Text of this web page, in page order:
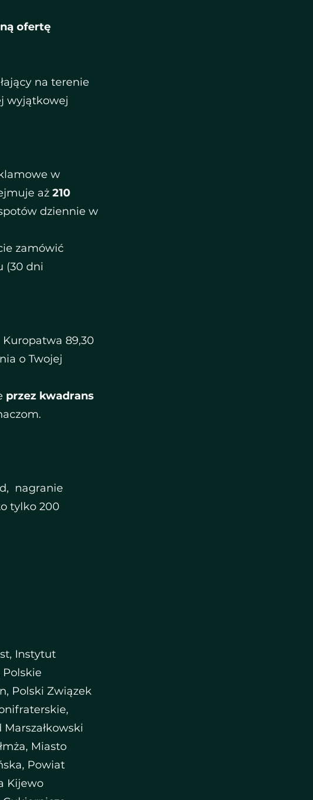
ofertę
na terenie
wyjątkowej
w
aż 210
dziennie w
zamówić
(30 dni
89,30
o Twojej
przez kwadrans
nagranie
tylko 200
Instytut
Polski Związek
Miasto
Powiat
Kijewo